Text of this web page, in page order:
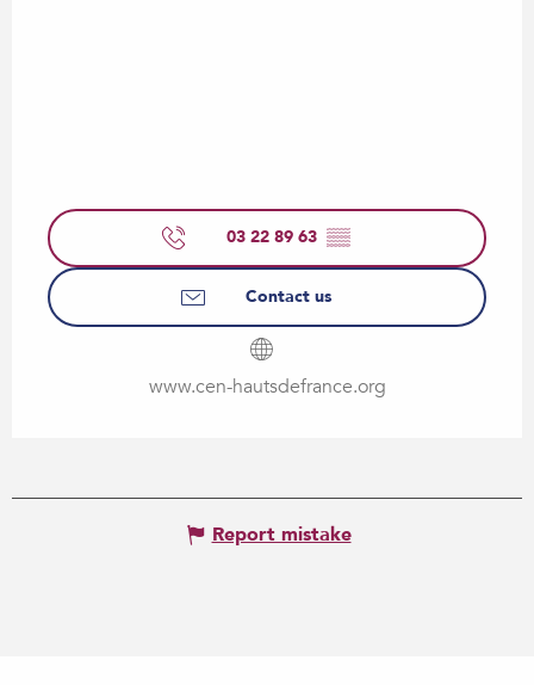
03 22 89 63 ▒▒
Contact us
www.cen-hautsdefrance.org
Report mistake